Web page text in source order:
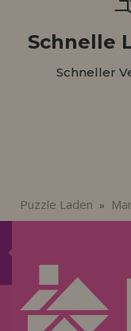
Schnelle
Schneller
Puzzle Laden »